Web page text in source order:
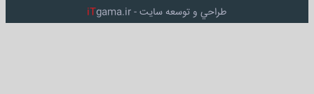
طراحي و توسعه سايت - iTgama.ir